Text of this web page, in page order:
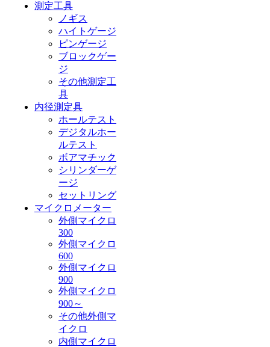
測定工具
ノギス
ハイトゲージ
ピンゲージ
ブロックゲー
ジ
その他測定工
具
内径測定具
ホールテスト
デジタルホー
ルテスト
ボアマチック
シリンダーゲ
ージ
セットリング
マイクロメーター
外側マイクロ
300
外側マイクロ
600
外側マイクロ
900
外側マイクロ
900～
その他外側マ
イクロ
内側マイクロ